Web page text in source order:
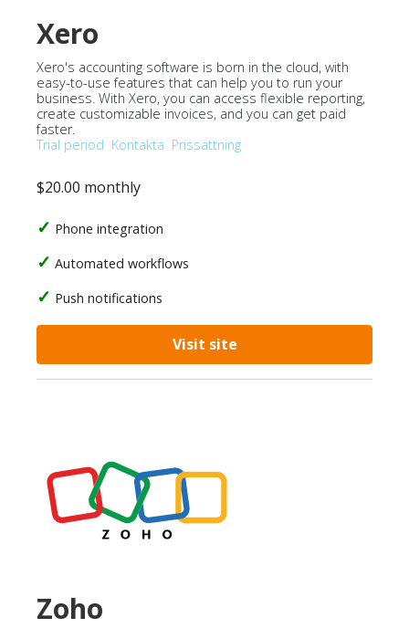
Xero
Xero's accounting software is born in the cloud, with
easy-to-use features that can help you to run your
business. With Xero, you can access flexible reporting,
create customizable invoices, and you can get paid
faster.
Trial period Kontakta Prissättning
$20.00 monthly
Phone integration
Automated workflows
Push notifications
Visit site
Zoho